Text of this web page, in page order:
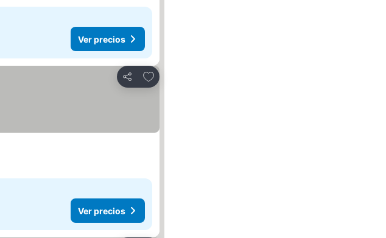
Ver precios
Compartir
Agregar a favoritos
Ver precios